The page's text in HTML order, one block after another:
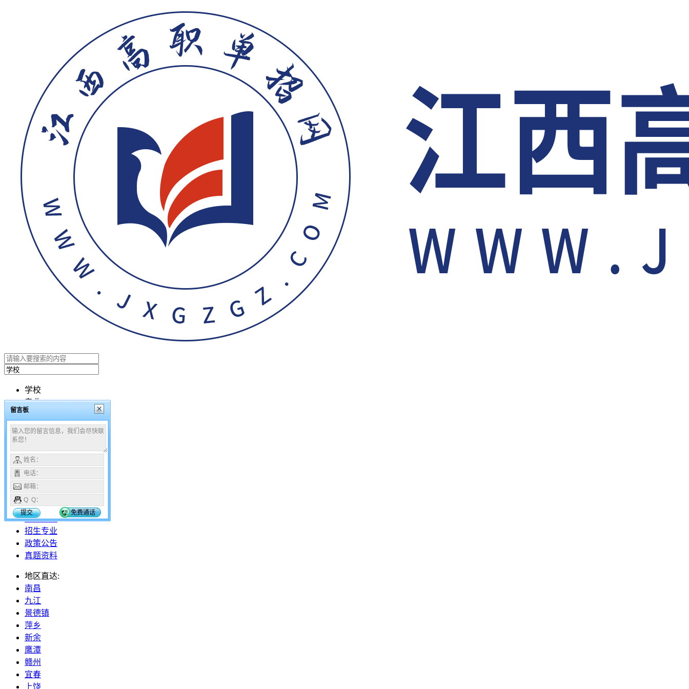
学校
专业
文章
搜索
咨询时间：08:00 - 24:00
18296112653
网站首页
报名报考
招生院校
招生专业
政策公告
真题资料
地区直达:
南昌
九江
景德镇
萍乡
新余
鹰潭
赣州
宜春
上饶
留言板
姓名：
电话：
邮箱：
Q Q：
提交
免费通话